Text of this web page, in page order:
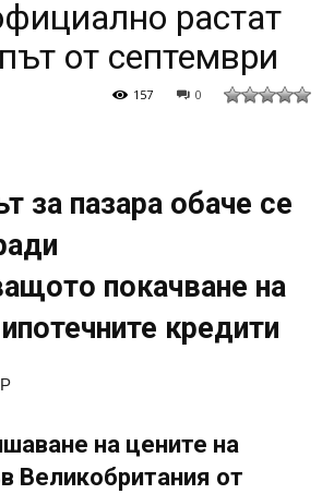
растат
от септември
0
157
за пазара обаче се
покачване на
кредити
на цените на
Великобритания от